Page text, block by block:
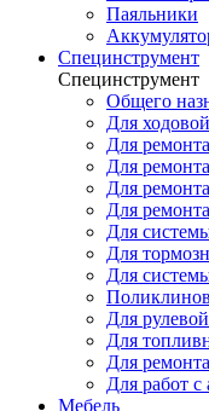
Паяльники
Специнструмент
Специнструмент
Общего
Для
Для
Для
Для
Для
Для
Для
Для
Для
Для
Для
Для работ с
Мебель